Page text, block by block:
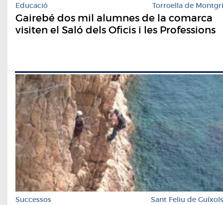
Educació Torroella de Montgrí
Gairebé dos mil alumnes de la comarca
visiten el Saló dels Oficis i les Professions
Successos Sant Feliu de Guíxols